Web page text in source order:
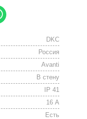
DKC
Россия
Avanti
В стену
IP 41
16 А
Есть